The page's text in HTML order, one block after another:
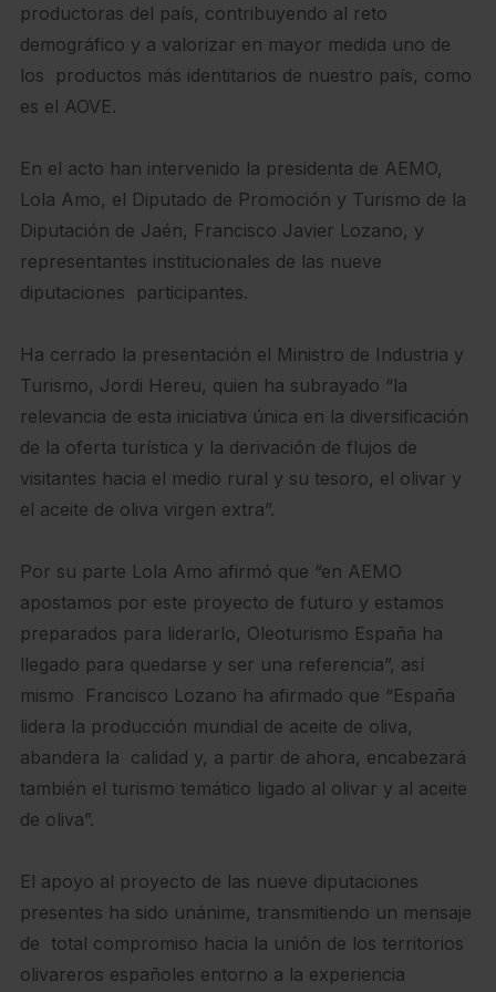
productoras del país, contribuyendo al reto
demográfico y a valorizar en mayor medida uno de
los productos más identitarios de nuestro país, como
es el AOVE.
En el acto han intervenido la presidenta de AEMO,
Lola Amo, el Diputado de Promoción y Turismo de la
Diputación de Jaén, Francisco Javier Lozano, y
representantes institucionales de las nueve
diputaciones participantes.
Ha cerrado la presentación el Ministro de Industria y
Turismo, Jordi Hereu, quien ha subrayado “la
relevancia de esta iniciativa única en la diversificación
de la oferta turística y la derivación de flujos de
visitantes hacia el medio rural y su tesoro, el olivar y
el aceite de oliva virgen extra”.
Por su parte Lola Amo afirmó que “en AEMO
apostamos por este proyecto de futuro y estamos
preparados para liderarlo, Oleoturismo España ha
llegado para quedarse y ser una referencia”, así
mismo Francisco Lozano ha afirmado que “España
lidera la producción mundial de aceite de oliva,
abandera la calidad y, a partir de ahora, encabezará
también el turismo temático ligado al olivar y al aceite
de oliva”.
El apoyo al proyecto de las nueve diputaciones
presentes ha sido unánime, transmitiendo un mensaje
de total compromiso hacia la unión de los territorios
olivareros españoles entorno a la experiencia